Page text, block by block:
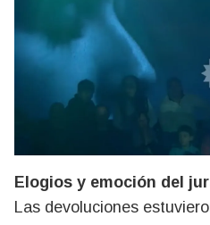
Elogios y emoción del
Las devoluciones